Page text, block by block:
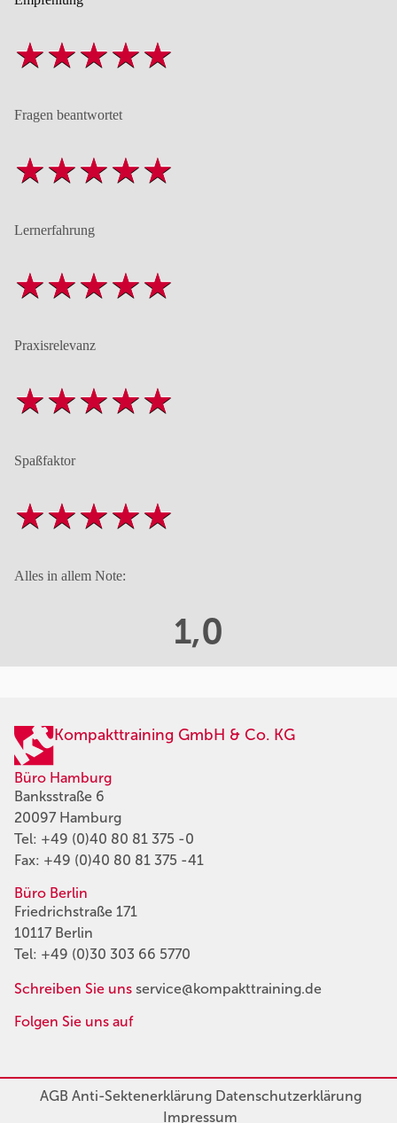
Fragen beantwortet
Lernerfahrung
Praxisrelevanz
Spaßfaktor
Alles in allem Note:
1,0
Kompakttraining GmbH & Co. KG
Büro Hamburg
Banksstraße 6
20097 Hamburg
Tel: +49 (0)40 80 81 375 -0
Fax: +49 (0)40 80 81 375 -41
Büro Berlin
Friedrichstraße 171
10117 Berlin
Tel: +49 (0)30 303 66 5770
Schreiben Sie uns service@kompakttraining.de
Folgen Sie uns auf
AGBAnti-SektenerklärungDatenschutzerklärung
Impressum